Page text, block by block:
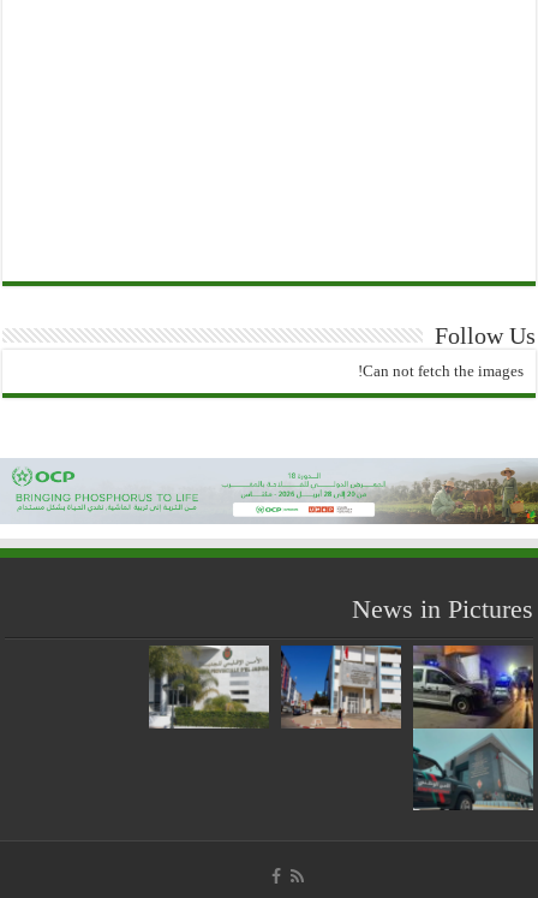
Follow Us
Can not fetch the images!
News in Pictures